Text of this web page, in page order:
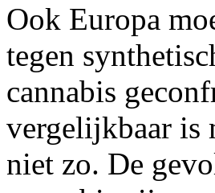
Ook Europa
tegen
cannabis
vergelijkbaar is
niet zo. De